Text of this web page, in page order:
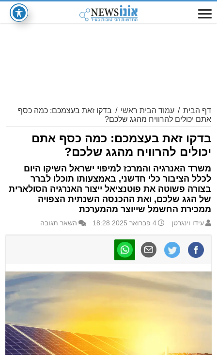
דף הבית / עמוד הבית ראשי / בדקו זאת בעצמכם: כמה כסף
אתם יכולים להרוויח מהגג שלכם?
בדקו זאת בעצמכם: כמה כסף אתם
יכולים להרוויח מהגג שלכם?
משרד האנרגיה והמרכז למיפוי ישראל השיקו היום
לכלל הציבור כלי חדשני, באמצעותו תוכלו לברר
בצורה פשוטה את פוטנציאל ייצור האנרגיה הסולארית
של הגג שלכם, ואת ההכנסה השנתית הצפויה
ממכירת החשמל שייוצר מהמערכת
עידו וינגרטן 4 פברואר 2025 18:28 השאר תגובה